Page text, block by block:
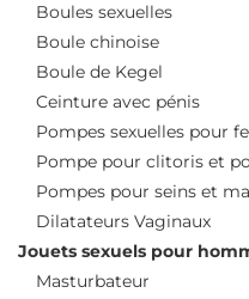
Boules sexuelles
Boule chinoise
Boule de Kegel
Ceinture avec pénis
Pompes sexuelles pour
Pompe pour clitoris et
Pompes pour seins et
Dilatateurs Vaginaux
Jouets sexuels pour
Masturbateur